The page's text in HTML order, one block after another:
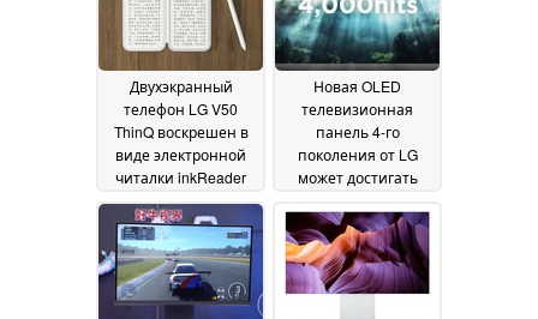
Двухэкранный
телефон LG V50
ThinQ воскрешен в
виде электронной
читалки inkReader
Duo17 January 2025
Новая OLED
телевизионная
панель 4-го
поколения от LG
может достигать
000 нит17 January 2025